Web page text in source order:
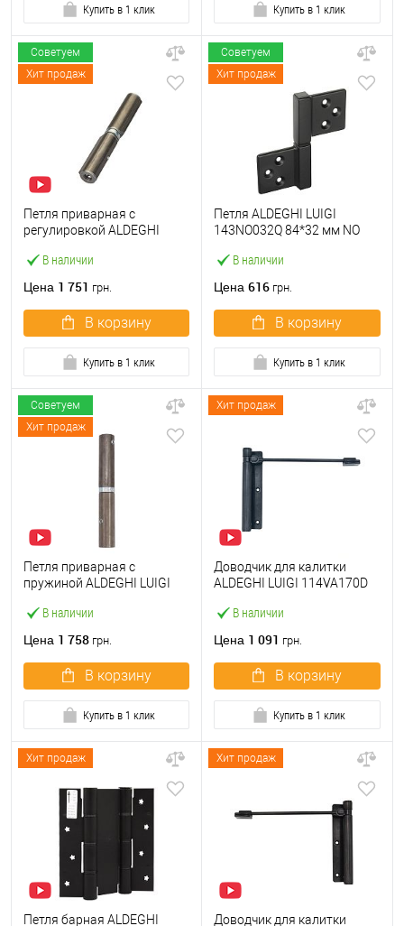
Купить в 1 клик Купить в 1 клик
Советуем
Хит продаж
В наличии
Петля приварная с
регулировкой ALDEGHI
Цена 1 751 грн.
В корзину
Купить в 1 клик
Советуем
Хит продаж
В наличии
Петля ALDEGHI LUIGI
143NO032Q 84*32 мм NO
Цена 616 грн.
В корзину
Купить в 1 клик
Советуем
Хит продаж
В наличии
Петля приварная c
пружиной ALDEGHI LUIGI
правая
Цена 1 758 грн.
В корзину
Купить в 1 клик
Хит продаж
В наличии
Доводчик для калитки
ALDEGHI LUIGI 114VA170D
Цена 1 091 грн.
В корзину
Купить в 1 клик
Хит продаж
Петля барная ALDEGHI
Хит продаж
Доводчик для калитки